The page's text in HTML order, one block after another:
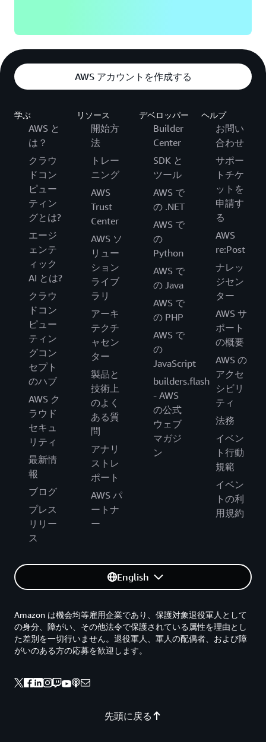
AWS アカウントを作成する
学ぶ
AWS と
は？
クラウ
ドコン
ピュー
ティン
グとは?
エージ
ェンテ
ィック
AI とは?
クラウ
ドコン
ピュー
ティン
グコン
セプト
のハブ
AWS ク
ラウド
セキュ
リティ
最新情
報
ブログ
プレス
リリー
ス
リソース
開始方
法
トレー
ニング
AWS
Trust
Center
AWS ソ
リュー
ション
ライブ
ラリ
アーキ
テクチ
ャセン
ター
製品と
技術上
のよく
ある質
問
アナリ
ストレ
ポート
AWS パ
ートナ
ー
デベロッパー
Builder
Center
SDK と
ツール
AWS で
の .NET
AWS で
の
Python
AWS で
の Java
AWS で
の PHP
AWS で
の
JavaScript
builders.flash
- AWS
の公式
ウェブ
マガジ
ン
ヘルプ
お問い
合わせ
サポー
トチケ
ットを
申請す
る
AWS
re:Post
ナレッ
ジセン
ター
AWS サ
ポート
の概要
AWS の
アクセ
シビリ
ティ
法務
イベン
ト行動
規範
イベン
トの利
用規約
English
先頭に戻る
Amazon は機会均等雇用企業であり、保護対象退役軍人として
の身分、障がい、その他法令で保護されている属性を理由とし
た差別を一切行いません。退役軍人、軍人の配偶者、および障
がいのある方の応募を歓迎します。